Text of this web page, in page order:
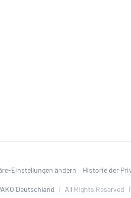
Einstellungen ändern – Historie der
Deutschland | All Rights Reserved |